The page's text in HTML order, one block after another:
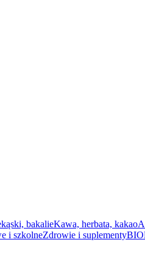
bakalieKawa, herbata, kakao
i szkolneZdrowie i suplementyBIO